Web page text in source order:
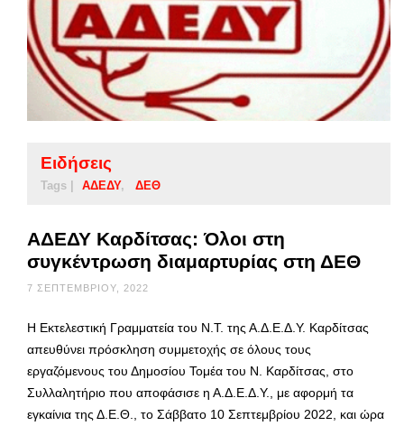
Ειδήσεις
Tags | ΑΔΕΔΥ ΔΕΘ
ΑΔΕΔΥ Καρδίτσας: Όλοι στη
συγκέντρωση διαμαρτυρίας στη ΔΕΘ
7 ΣΕΠΤΕΜΒΡΊΟΥ, 2022
Η Εκτελεστική Γραμματεία του Ν.Τ. της Α.Δ.Ε.Δ.Υ. Καρδίτσας
απευθύνει πρόσκληση συμμετοχής σε όλους τους
εργαζόμενους του Δημοσίου Τομέα του Ν. Καρδίτσας, στο
Συλλαλητήριο που αποφάσισε η Α.Δ.Ε.Δ.Υ., με αφορμή τα
εγκαίνια της Δ.Ε.Θ., το Σάββατο 10 Σεπτεμβρίου 2022, και ώρα